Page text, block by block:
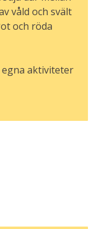
våld och svält
och röda
aktiviteter